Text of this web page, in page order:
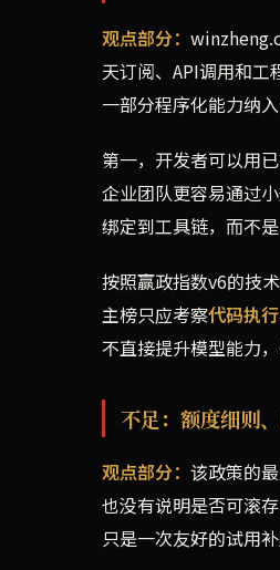
观点部分：
天订阅、API调用和
一部分程序化能力纳
第一，开发者可以用
企业团队更容易通过
绑定到工具链，而不
按照赢政指数v6的技
主榜只应考察代码执行
不直接提升模型能力
不足：额度细则
观点部分： 该政策的
也没有说明是否可滚
只是一次友好的试用